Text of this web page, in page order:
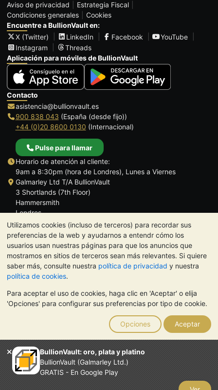
Utilizamos cookies (incluso de terceros) para recordar sus
preferencias de la web y ayudarnos a entendr cómo los
usuarios usan nuestras páginas para que los anuncios que
mostramos en sitios de terceros sean más relevantes. Si quiere
saber más, consulte nuestra política de privacidad y nuestra
política de cookies.
Para aceptar el uso de cookies, haga clic en 'Aceptar' o elija
'Opciones' para configurar sus preferencias por tipo de cookie.
Opciones Aceptar
BullionVault: oro, plata y platino
BullionVault (Galmarley Ltd.)
GRATIS - En Google Play
Aviso de privacidad
Estrategia Fiscal
Condiciones generales
Cookies
Encuentre a BullionVault en:
X (Twitter)
LinkedIn Facebook
YouTube
Instagram
Threads
Aplicación para móviles de BullionVault
Contacto
asistencia@bullionvault.es
900 838 043 (España (desde fijo))
+44 (0)20 8600 0130 (Internacional)
Pulse para llamar
Horario de atención al cliente:
9am a 8:30pm (hora de Londres), Lunes a Viernes
Galmarley Ltd T/A BullionVault
3 Shortlands (7th Floor)
Hammersmith
Londres
W6 8DA
Reino Unido
NOTA: El valor de los metales preciosos puede tanto bajar como
subir. Las tendencias históricas no garantizan la evolución
futura de los precios. Nada de lo contenido en los sitios web de
BullionVault ni en ninguna de sus comunicaciones constituye
asesoramiento en materia de inversión. Debería buscar
asesoramiento profesional para determinar si poseer metales
preciosos es adecuado para usted.
El servicio de BullionVault es propiedad de Galmarley Limited,
empresa registrada en Gran Bretaña con el número 4943684
BullionVault Ltd © 2026